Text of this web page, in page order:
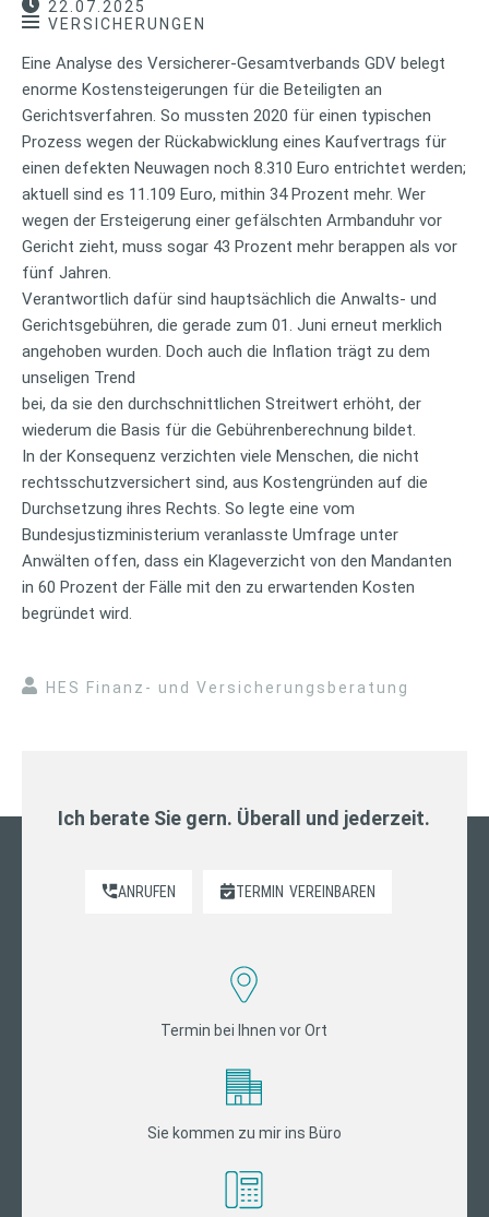
22.07.2025
VERSICHERUNGEN
Eine Analyse des Versicherer-Gesamtverbands GDV belegt
enorme Kostensteigerungen für die Beteiligten an
Gerichtsverfahren. So mussten 2020 für einen typischen
Prozess wegen der Rückabwicklung eines Kaufvertrags für
einen defekten Neuwagen noch 8.310 Euro entrichtet werden;
aktuell sind es 11.109 Euro, mithin 34 Prozent mehr. Wer
wegen der Ersteigerung einer gefälschten Armbanduhr vor
Gericht zieht, muss sogar 43 Prozent mehr berappen als vor
fünf Jahren.
Verantwortlich dafür sind hauptsächlich die Anwalts- und
Gerichtsgebühren, die gerade zum 01. Juni erneut merklich
angehoben wurden. Doch auch die Inflation trägt zu dem
unseligen Trend
bei, da sie den durchschnittlichen Streitwert erhöht, der
wiederum die Basis für die Gebührenberechnung bildet.
In der Konsequenz verzichten viele Menschen, die nicht
rechtsschutzversichert sind, aus Kostengründen auf die
Durchsetzung ihres Rechts. So legte eine vom
Bundesjustizministerium veranlasste Umfrage unter
Anwälten offen, dass ein Klageverzicht von den Mandanten
in 60 Prozent der Fälle mit den zu erwartenden Kosten
begründet wird.
HES Finanz- und Versicherungsberatung
Ich berate Sie gern. Überall und jederzeit.
ANRUFEN TERMIN VEREINBAREN
Termin bei Ihnen vor Ort
Sie kommen zu mir ins Büro